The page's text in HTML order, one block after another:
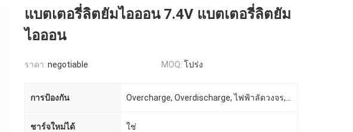
แบตเตอรี่ลิตยัมไอออน 7.4V แบตเตอรี่ลิตยัม
ไอออน
ราคา: negotiable MOQ: โปร่ง
การป้องกัน
ชาร์จใหม่ได้ ใช่